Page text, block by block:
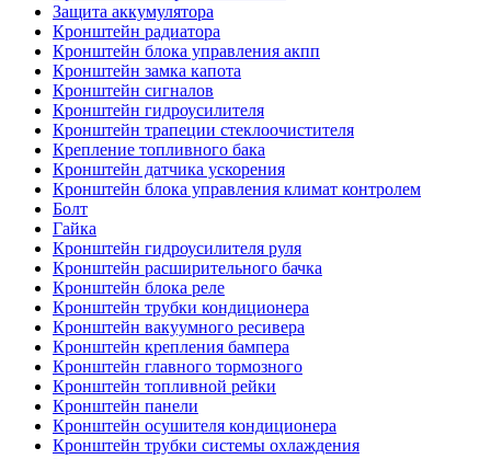
Защита аккумулятора
Кронштейн радиатора
Кронштейн блока управления акпп
Кронштейн замка капота
Кронштейн сигналов
Кронштейн гидроусилителя
Кронштейн трапеции стеклоочистителя
Крепление топливного бака
Кронштейн датчика ускорения
Кронштейн блока управления климат контролем
Болт
Гайка
Кронштейн гидроусилителя руля
Кронштейн расширительного бачка
Кронштейн блока реле
Кронштейн трубки кондиционера
Кронштейн вакуумного ресивера
Кронштейн крепления бампера
Кронштейн главного тормозного
Кронштейн топливной рейки
Кронштейн панели
Кронштейн осушителя кондиционера
Кронштейн трубки системы охлаждения